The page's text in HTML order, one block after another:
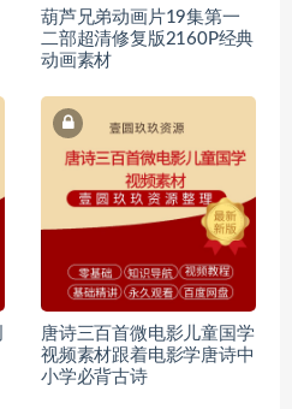
葫芦兄弟动画片19集第一
二部超清修复版2160P经典
动画素材
唐诗三百首微电影儿童国学
视频素材跟着电影学唐诗中
小学必背古诗